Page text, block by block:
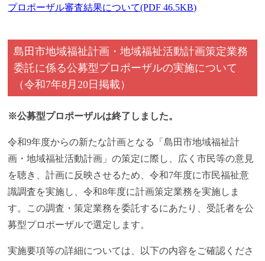
プロポーザル審査結果について(PDF 46.5KB)
島田市地域福祉計画・地域福祉活動計画策定業務
委託に係る公募型プロポーザルの実施について
（令和7年8月20日掲載）
※公募型プロポーザルは終了しました。
令和9年度からの新たな計画となる「島田市地域福祉計
画・地域福祉活動計画」の策定に際し、広く市民等の意見
を聴き、計画に反映させるため、令和7年度に市民福祉意
識調査を実施し、令和8年度に計画策定業務を実施しま
す。この調査・策定業務を委託するにあたり、受託者を公
募型プロポーザルで選定します。
実施要項等の詳細については、以下の内容をご確認くださ